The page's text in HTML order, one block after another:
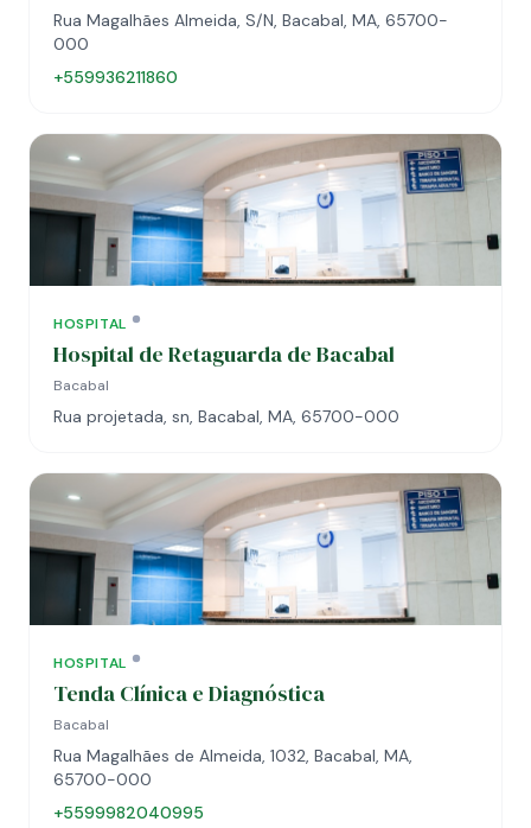
Rua Magalhães Almeida, S/N, Bacabal, MA, 65700-
000
+559936211860
HOSPITAL
Hospital de Retaguarda de Bacabal
Bacabal
Rua projetada, sn, Bacabal, MA, 65700-000
HOSPITAL
Tenda Clínica e Diagnóstica
Bacabal
Rua Magalhães de Almeida, 1032, Bacabal, MA,
65700-000
+5599982040995